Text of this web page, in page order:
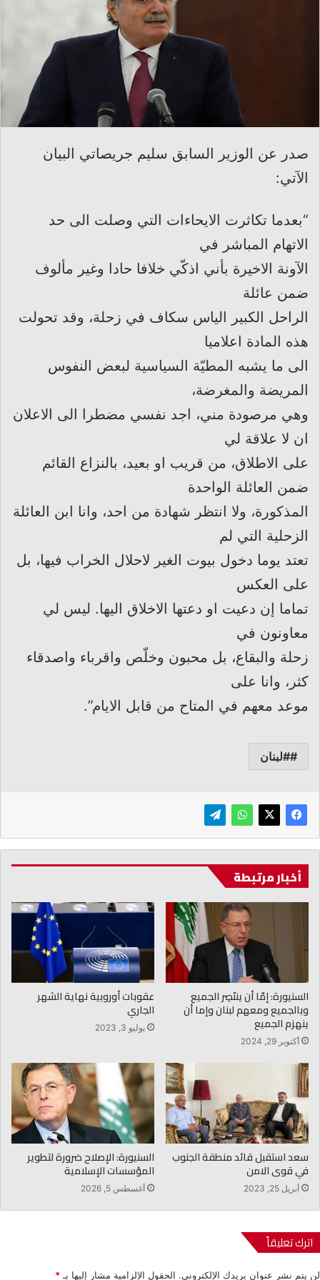
صدر عن الوزير السابق سليم جريصاتي البيان
الآتي:
“بعدما تكاثرت الايحاءات التي وصلت الى حد
الاتهام المباشر في
الآونة الاخيرة بأني اذكّي خلافا حادا وغير مألوف
ضمن عائلة
الراحل الكبير الياس سكاف في زحلة، وقد تحولت
هذه المادة اعلاميا
الى ما يشبه المطيّة السياسية لبعض النفوس
المريضة والمغرضة،
وهي مرصودة مني، اجد نفسي مضطرا الى الاعلان
ان لا علاقة لي
على الاطلاق، من قريب او بعيد، بالنزاع القائم
ضمن العائلة الواحدة
المذكورة، ولا انتظر شهادة من احد، وانا ابن العائلة
الزحلية التي لم
تعتد يوما دخول بيوت الغير لاحلال الخراب فيها، بل
على العكس
تماما إن دعيت او دعتها الاخلاق اليها. ليس لي
معاونون في
زحلة والبقاع، بل محبون وخلّص واقرباء واصدقاء
كثر، وانا على
موعد معهم في المتاح من قابل الايام”.
#لبنان
أخبار مرتبطة
السنيورة: إمّا أن ينتَصِر الجميع
وبالجميع ومعهم لبنان وإما أن
ينهزم الجميع
أكتوبر 29, 2024
عقوبات أوروبية نهاية الشهر
الجاري
يوليو 3, 2023
سعد استقبل قائد منطقة الجنوب
في قوى الامن
أبريل 25, 2023
السنيورة: الإصلاح ضرورة لتطوير
المؤسسات الإسلامية
أغسطس 5, 2026
اترك تعليقاً
لن يتم نشر عنوان بريدك الإلكتروني. الحقول الإلزامية مشار إليها بـ *